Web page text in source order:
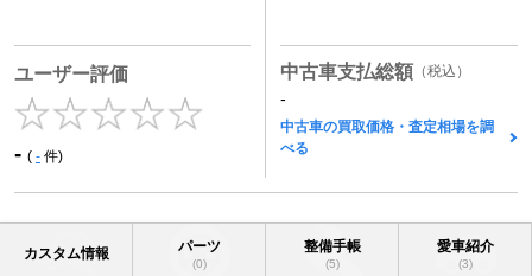
ユーザー評価
- ( - 件)
中古車支払総額 （税込）
-
中古車の買取価格・査定相場を調
べる
カスタム情報 パーツ
(0)
整備手帳
(5)
愛車紹介
(3)